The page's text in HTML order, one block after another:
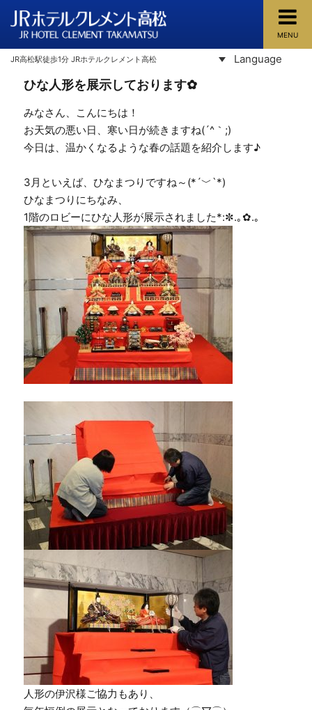
JRホテルクレメント高松
JR高松駅徒歩1分 JRホテルクレメント高松 Language
MENU
ひな人形を展示しております✿
みなさん、こんにちは！
お天気の悪い日、寒い日が続きますね(´^｀;)
今日は、温かくなるような春の話題を紹介します♪
3月といえば、ひなまつりですね～(*´﹀`*)
ひなまつりにちなみ、
1階のロビーにひな人形が展示されました*:✼.｡✿.｡
人形の伊沢様ご協力もあり、